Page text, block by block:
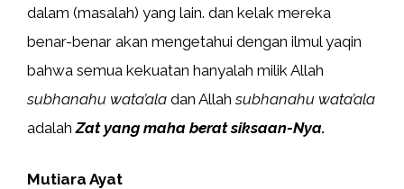
dalam (masalah) yang lain. dan kelak mereka
benar-benar akan mengetahui dengan ilmul yaqin
bahwa semua kekuatan hanyalah milik Allah
subhanahu wata’ala dan Allahsubhanahu wata’ala
adalahZat yang maha berat siksaan-Nya.
Mutiara Ayat